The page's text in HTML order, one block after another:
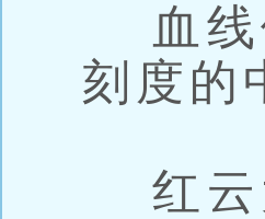
血线
刻度的
红云